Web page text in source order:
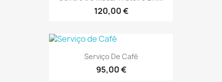
120,00 €
Serviço De Café
95,00 €